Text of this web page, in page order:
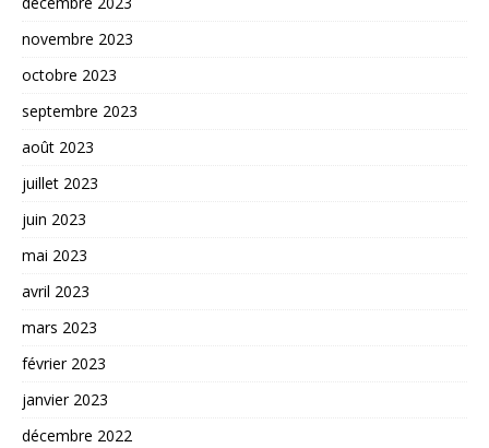
novembre 2023
octobre 2023
septembre 2023
août 2023
juillet 2023
juin 2023
mai 2023
avril 2023
mars 2023
février 2023
janvier 2023
décembre 2022